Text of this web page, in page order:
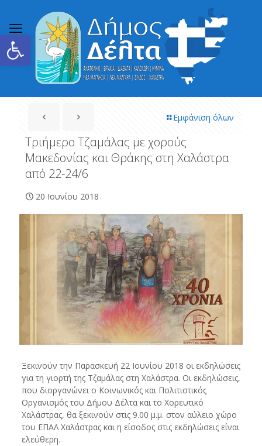
Ανοίξτε τη γραμμή εργαλείων
Εμφάνιση όλων
Τριήμερο Τζαμάλας με χορούς
Μακεδονίας και Θράκης στη Χαλάστρα
από 22-24/6
20 Ιουνίου 2018
Ξεκινούν την Παρασκευή 22 Ιουνίου 2018 οι εκδηλώσεις
για τη γιορτή της Τζαμάλας στη Χαλάστρα. Οι εκδηλώσεις,
που διοργανώνει ο Κοινωνικός και Πολιτιστικός
Οργανισμός του Δήμου Δέλτα και το Χορευτικό
Χαλάστρας, θα ξεκινούν στις 9.00 μ.μ. στον αύλειο χώρο
του ΕΠΑΛ Χαλάστρας και η είσοδος στις εκδηλώσεις είναι
ελεύθερη.